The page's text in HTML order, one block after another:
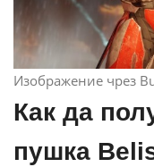
Изображение чрез
Как да
пушка